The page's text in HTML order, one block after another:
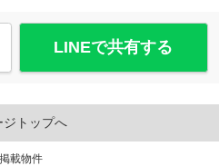
LINEで共有する
ジトップへ
載物件